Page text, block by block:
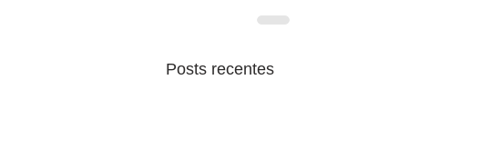
Posts recentes